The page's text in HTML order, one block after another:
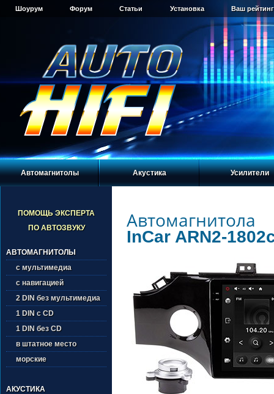
Шоурум Форум Статьи Установка Ваш
Автомагнитолы Акустика Усилители
ПОМОЩЬ ЭКСПЕРТА
ПО АВТОЗВУКУ
АВТОМАГНИТОЛЫ
с мультимедиа
с навигацией
2 DIN без мультимедиа
1 DIN с CD
1 DIN без CD
в штатное место
морские
АКУСТИКА
Автомагнитола
InCar ARN2-